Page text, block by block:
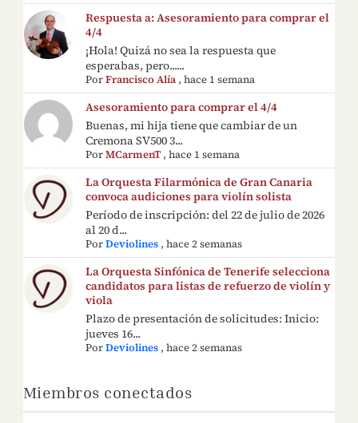
Respuesta a: Asesoramiento para comprar el
4/4
¡Hola! Quizá no sea la respuesta que
esperabas, pero......
PorFrancisco Alía ,hace 1 semana
Asesoramiento para comprar el 4/4
Buenas, mi hija tiene que cambiar de un
Cremona SV500 3...
PorMCarmenT,hace 1 semana
La Orquesta Filarmónica de Gran Canaria
convoca audiciones para violín solista
Período de inscripción: del 22 de julio de 2026
al 20 d...
PorDeviolines ,hace 2 semanas
La Orquesta Sinfónica de Tenerife selecciona
candidatos para listas de refuerzo de violín y
viola
Plazo de presentación de solicitudes: Inicio:
jueves 16...
PorDeviolines ,hace 2 semanas
Miembros conectados